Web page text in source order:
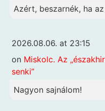
Azért, beszarnék, ha
2026.08.06. at 23:15
on Miskolc. Az
senki”
Nagyon sajnálom!